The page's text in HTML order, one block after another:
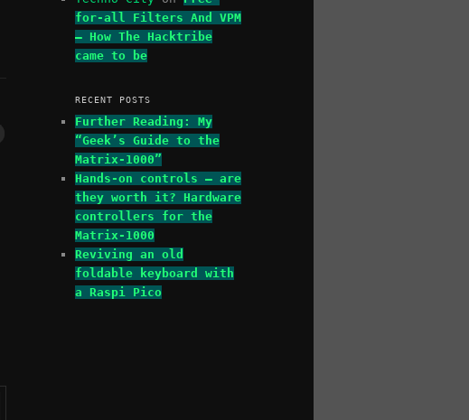
for-all Filters And VPM
– How The Hacktribe
came to be
RECENT POSTS
Further Reading: My
“Geek’s Guide to the
Matrix-1000”
Hands-on controls – are
they worth it? Hardware
controllers for the
Matrix-1000
Reviving an old
foldable keyboard with
a Raspi Pico